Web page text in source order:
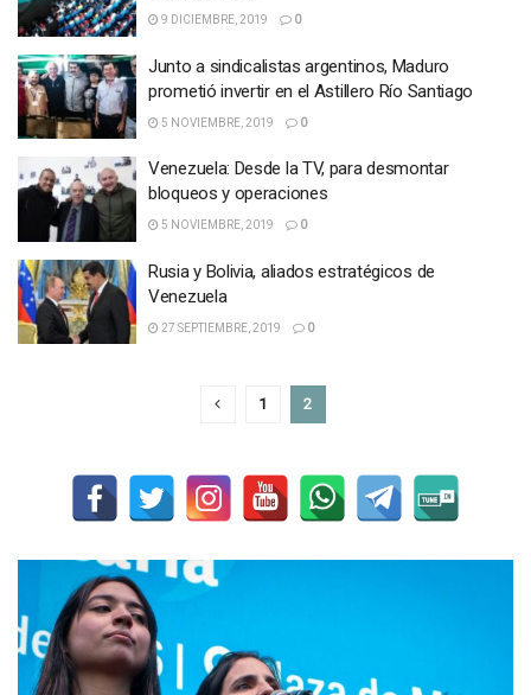
9 DICIEMBRE, 2019 0
Junto a sindicalistas argentinos, Maduro
prometió invertir en el Astillero Río Santiago
5 NOVIEMBRE, 2019 0
Venezuela: Desde la TV, para desmontar
bloqueos y operaciones
5 NOVIEMBRE, 2019 0
Rusia y Bolivia, aliados estratégicos de
Venezuela
27 SEPTIEMBRE, 2019 0
1 2